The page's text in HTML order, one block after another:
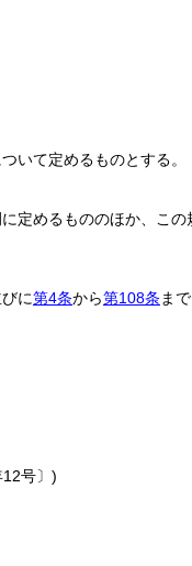
いて定めるものとする。
定めるもののほか、この
に第4条から第108条 ま
号〕)